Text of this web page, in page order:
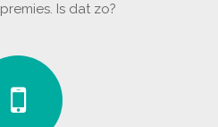
Is dat zo?